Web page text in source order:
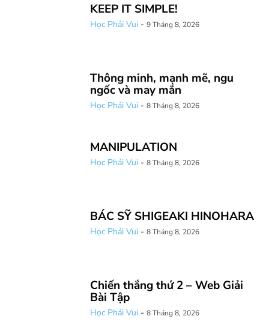
KEEP IT SIMPLE!
Học Phải Vui - 9 Tháng 8, 2026
Thông minh, mạnh mẽ, ngu
ngốc và may mắn
Học Phải Vui - 8 Tháng 8, 2026
MANIPULATION
Học Phải Vui - 8 Tháng 8, 2026
BÁC SỸ SHIGEAKI HINOHARA
Học Phải Vui - 8 Tháng 8, 2026
Chiến thắng thứ 2 – Web Giải
Bài Tập
Học Phải Vui - 8 Tháng 8, 2026